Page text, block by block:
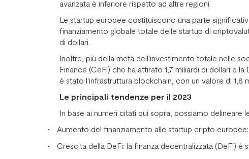
avanzata è inferiore rispetto ad altre regioni.
Le startup europee costituiscono una parte
finanziamento globale totale delle startup di
di dollari.
Inoltre, più della metà dell'investimento totale nelle
Finance (CeFi) che ha attirato 1,7 miliardi di dollari e
è stato l'infrastruttura blockchain, con un valore di 1,8
Le principali tendenze per il 2023
In base ai numeri citati qui sopra, possiamo delineare
· Aumento del finanziamento alle startup cripto
· Crescita della DeFi: la finanza decentralizzata (DeFi)